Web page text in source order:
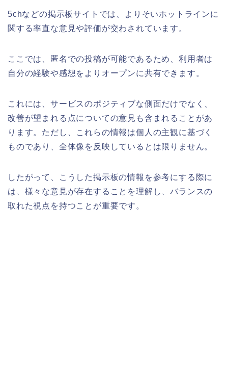
5chなどの掲示板サイトでは、よりそいホットラインに
関する率直な意見や評価が交わされています。
ここでは、匿名での投稿が可能であるため、利用者は
自分の経験や感想をよりオープンに共有できます。
これには、サービスのポジティブな側面だけでなく、
改善が望まれる点についての意見も含まれることがあ
ります。ただし、これらの情報は個人の主観に基づく
ものであり、全体像を反映しているとは限りません。
したがって、こうした掲示板の情報を参考にする際に
は、様々な意見が存在することを理解し、バランスの
取れた視点を持つことが重要です。